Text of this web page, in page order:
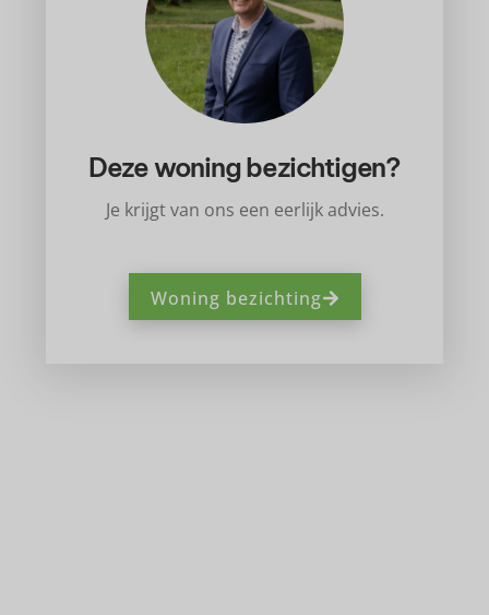
Deze woning bezichtigen?
Je krijgt van ons een eerlijk advies.
Woning bezichting